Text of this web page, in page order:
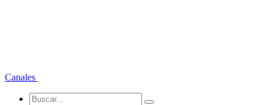
Canales